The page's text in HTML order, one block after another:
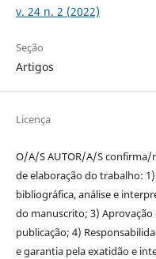
v. 24 n. 2 (2022)
Seção
Artigos
Licença
O/A/S AUTOR/A/S confirma/
de elaboração do trabalho:
bibliográfica, análise e
do manuscrito; 3)
publicação; 4)
e garantia pela exatidão e